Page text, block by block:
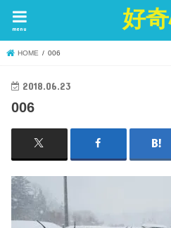
好
menu
HOME 006
2018.06.23
006